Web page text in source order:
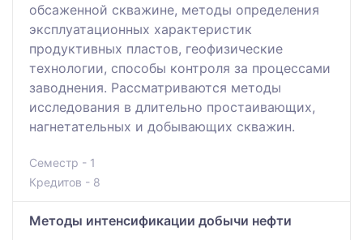
обсаженной скважине, методы определения
эксплуатационных характеристик
продуктивных пластов, геофизические
технологии, способы контроля за процессами
заводнения. Рассматриваются методы
исследования в длительно простаивающих,
нагнетательных и добывающих скважин.
Семестр - 1
Кредитов - 8
Методы интенсификации добычи нефти